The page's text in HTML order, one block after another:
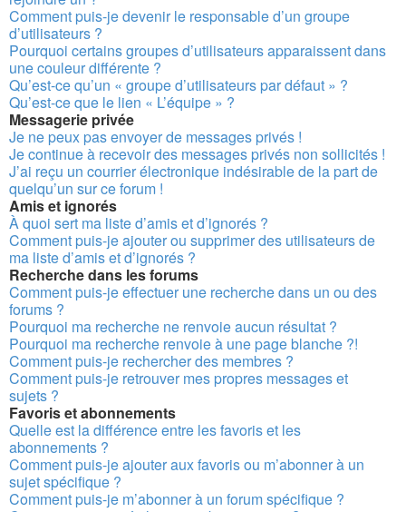
Comment puis-je devenir le responsable d’un groupe
d’utilisateurs ?
Pourquoi certains groupes d’utilisateurs apparaissent dans
une couleur différente ?
Qu’est-ce qu’un « groupe d’utilisateurs par défaut » ?
Qu’est-ce que le lien « L’équipe » ?
Messagerie privée
Je ne peux pas envoyer de messages privés !
Je continue à recevoir des messages privés non sollicités !
J’ai reçu un courrier électronique indésirable de la part de
quelqu’un sur ce forum !
Amis et ignorés
À quoi sert ma liste d’amis et d’ignorés ?
Comment puis-je ajouter ou supprimer des utilisateurs de
ma liste d’amis et d’ignorés ?
Recherche dans les forums
Comment puis-je effectuer une recherche dans un ou des
forums ?
Pourquoi ma recherche ne renvoie aucun résultat ?
Pourquoi ma recherche renvoie à une page blanche ?!
Comment puis-je rechercher des membres ?
Comment puis-je retrouver mes propres messages et
sujets ?
Favoris et abonnements
Quelle est la différence entre les favoris et les
abonnements ?
Comment puis-je ajouter aux favoris ou m’abonner à un
sujet spécifique ?
Comment puis-je m’abonner à un forum spécifique ?